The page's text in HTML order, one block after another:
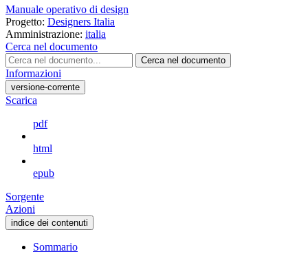
Manuale operativo di design
Progetto: Designers Italia
Amministrazione: italia
Cerca nel documento
Cerca nel documento
Informazioni
versione-corrente
Scarica
pdf
html
epub
Sorgente
Azioni
indice dei contenuti
Sommario